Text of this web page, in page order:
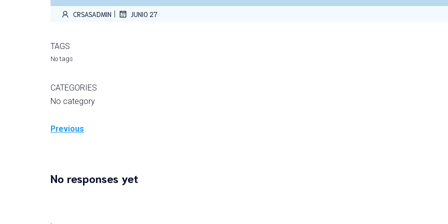
CRSASADMIN JUNIO 27
TAGS
No tags
CATEGORIES
No category
Previous
No responses yet